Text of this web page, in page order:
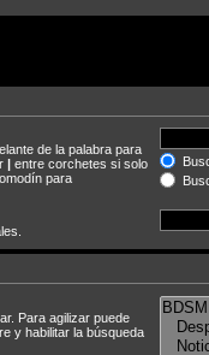
de la palabra para
| entre corchetes si solo
para
Para agilizar puede
y habilitar la búsqueda